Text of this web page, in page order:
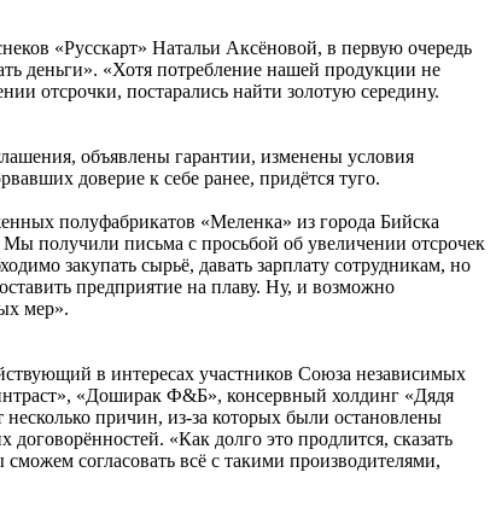
«Русскарт» Натальи Аксёновой, в первую очередь
деньги». «Хотя потребление нашей продукции не
отсрочки, постарались найти золотую середину.
объявлены гарантии, изменены условия
доверие к себе ранее, придётся туго.
полуфабрикатов «Меленка» из города Бийска
получили письма с просьбой об увеличении отсрочек
закупать сырьё, давать зарплату сотрудникам, но
предприятие на плаву. Ну, и возможно
мер».
в интересах участников Союза независимых
«Доширак Ф&Б», консервный холдинг «Дядя
причин, из-за которых были остановлены
«Как долго это продлится, сказать
согласовать всё с такими производителями,